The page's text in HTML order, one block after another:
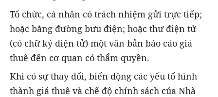
Tổ chức, cá nhân có trách nhiệm gửi trực tiếp;
hoặc bằng đường bưu điện; hoặc thư điện tử
(có chữ ký điện tử) một văn bản báo cáo giá
thuê đến cơ quan có thẩm quyền.
Khi có sự thay đổi, biến động các yếu tố hình
thành giá thuê và chế độ chính sách của Nhà